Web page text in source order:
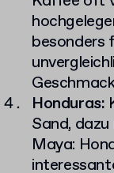
besonders
Honduras:
Sand,
Maya: